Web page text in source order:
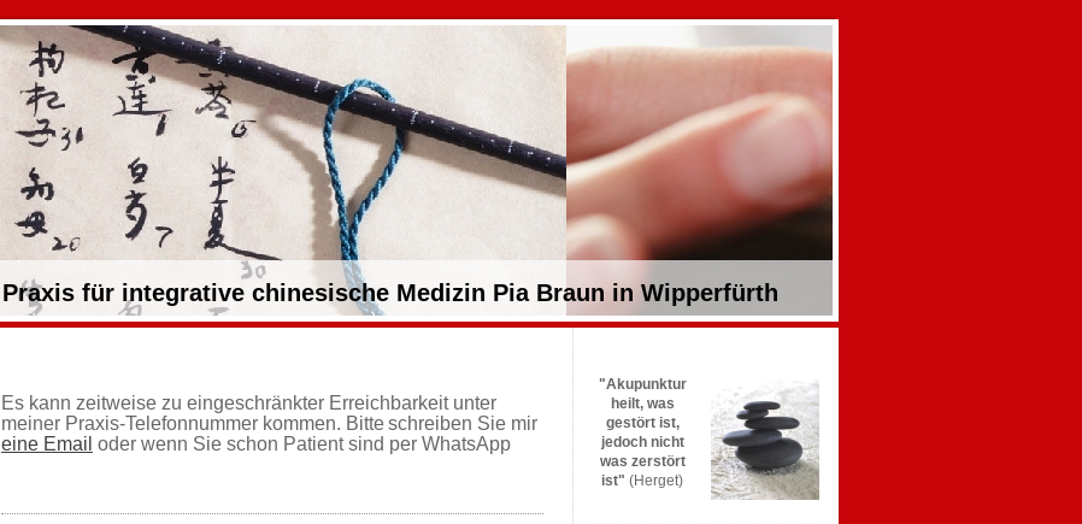
Praxis für integrative chinesische Medizin Pia Braun in Wipperfürth
Es kann zeitweise zu eingeschränkter Erreichbarkeit unter
meiner Praxis-Telefonnummer kommen. Bitteschreiben Sie mir
eine Email oder wenn Sie schon Patient sind per WhatsApp
"Akupunktur
heilt, was
gestört ist,
jedoch nicht
was zerstört
ist" (Herget)